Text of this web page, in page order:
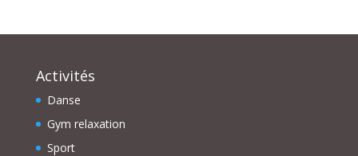
Activités
Danse
Gym relaxation
Sport